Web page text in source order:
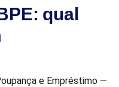
qual
e Empréstimo —